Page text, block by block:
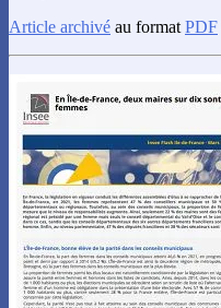
Article archivé au format PDF